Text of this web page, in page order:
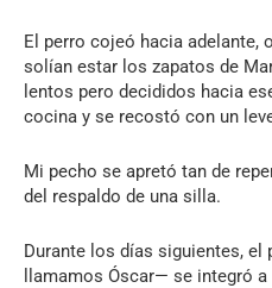
El perro cojeó hacia adelante,
solían estar los zapatos de
lentos pero decididos hacia
cocina y se recostó con un
Mi pecho se apretó tan de
del respaldo de una silla.
Durante los días siguientes,
llamamos Óscar— se integró